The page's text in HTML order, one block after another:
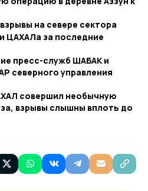
на севере сектора
ЦАХАЛа за последние
пресс-служб ШАБАК и
северного управления
совершил необычную
взрывы слышны вплоть до